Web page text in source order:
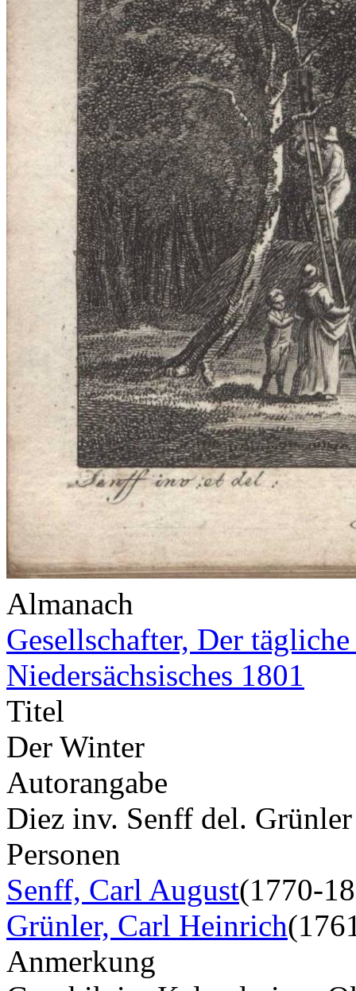
Almanach
Gesellschafter, Der
Niedersächsisches 1801
Titel
Der Winter
Autorangabe
Diez inv. Senff del.
Personen
Senff, Carl August(1770-
Grünler, Carl Heinrich
Anmerkung